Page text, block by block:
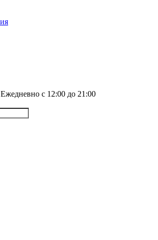
Ежедневно с 12:00 до 21:00